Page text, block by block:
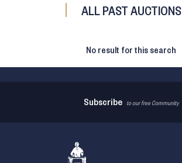
ALL PAST AUCTIONS
No result for this search
Subscribe to our free Community